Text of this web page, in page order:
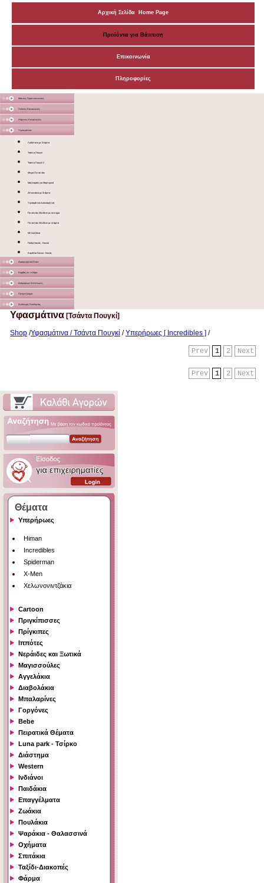
Αρχική Σελίδα Home Page
Προϊόντα για Βάπτιση
Επικοινωνία
Πληροφορίες
Μάσκες Προστατευτικές
Ξύλινες Κατασκευές
Χάρτινες Κατασκευές
Υφασμάτινα
Λαδόπανα με Στάμπα
Τσάντα Πουγκί
Τσάντα Πουγκί 2
Μικρό Πετσετάκι
Μαξιλαράκι για Μαρτυρικά
Ζιπουνάκια με Στάμπα
Υφασμάτινα Διακοσμητικά
Πετσετάκι 30x30cm με κέντημα
Πετσετάκι 30x30cm με στάμπα
Μπλουζάκια
Ποδιά Νονάς - Νονού
Κορδέλα Νονού - Νονάς
Διακοσμητικά Σταντ
Καμβάς σε τελάρο
Διάφορα με Εκτύπωση
Γλειφιτζούρια
Στολισμός Εκκλησίας
Υφασμάτινα [Τσάντα Πουγκί]
Shop /Υφασμάτινα / Τσάντα Πουγκί /Υπερήρωες [ Incredibles ] /
Next
2
1
Prev
Next
2
1
Prev
Θέματα
Υπερήρωες
Himan
Incredibles
Spiderman
X-Men
Χελωνονιντζάκια
Cartoon
Πριγκίπισσες
Πρίγκιπες
Ιππότες
Νεράιδες και Ξωτικά
Μαγισσούλες
Αγγελάκια
Διαβολάκια
Μπαλαρίνες
Γοργόνες
Bebe
Πειρατικά Θέματα
Luna park - Τσίρκο
Διάστημα
Western
Ινδιάνοι
Παιδάκια
Επαγγέλματα
Ζωάκια
Πουλάκια
Ψαράκια - Θαλασσινά
Οχήματα
Σπιτάκια
Ταξίδι-Διακοπές
Φάρμα